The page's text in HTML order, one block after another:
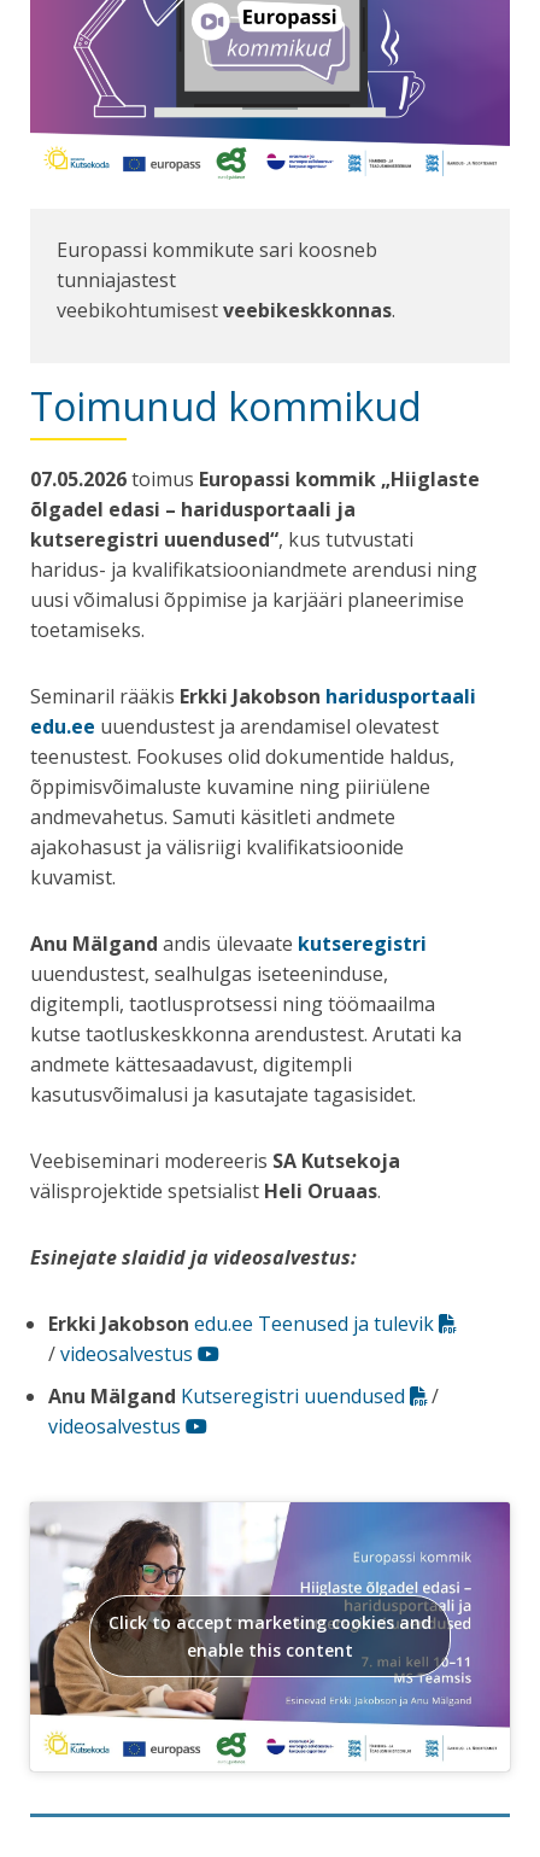
Europassi kommikute sari koosneb
tunniajastest
veebikohtumisestveebikeskkonnas.
Toimunud kommikud
07.05.2026toimus Europassi kommik „Hiiglaste
õlgadel edasi – haridusportaali ja
kutseregistri uuendused“, kus tutvustati
haridus- ja kvalifikatsiooniandmete arendusi ning
uusi võimalusi õppimise ja karjääri planeerimise
toetamiseks.
Seminaril rääkis Erkki Jakobson haridusportaali
edu.ee uuendustest ja arendamisel olevatest
teenustest. Fookuses olid dokumentide haldus,
õppimisvõimaluste kuvamine ning piiriülene
andmevahetus. Samuti käsitleti andmete
ajakohasust ja välisriigi kvalifikatsioonide
kuvamist.
Anu Mälgand andis ülevaate kutseregistri
uuendustest, sealhulgas iseteeninduse,
digitempli, taotlusprotsessi ning töömaailma
kutse taotluskeskkonna arendustest. Arutati ka
andmete kättesaadavust, digitempli
kasutusvõimalusi ja kasutajate tagasisidet.
Veebiseminari modereeris SA Kutsekoja
välisprojektide spetsialist Heli Oruaas.
Esinejate slaidid ja videosalvestus:
Erkki Jakobson edu.ee Teenused ja tulevik
/videosalvestus
Anu Mälgand Kutseregistri uuendused
/
videosalvestus
Click to accept marketing cookies and
enable this content